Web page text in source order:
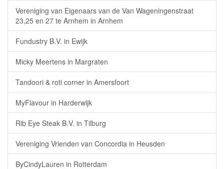
Vereniging van Eigenaars van de Van Wageningenstraat
23,25 en 27 te Arnhem in Arnhem
Fundustry B.V. in Ewijk
Micky Meertens in Margraten
Tandoori & roti corner in Amersfoort
MyFlavour in Harderwijk
Rib Eye Steak B.V. in Tilburg
Vereniging Vrienden van Concordia in Heusden
ByCindyLauren in Rotterdam